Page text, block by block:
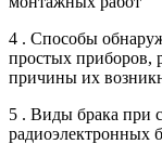
4 . Способы
простых приборов,
причины их
5 . Виды брака при
радиоэлектронных